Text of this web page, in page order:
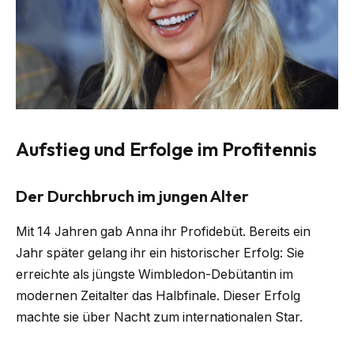
Aufstieg und Erfolge im Profitennis
Der Durchbruch im jungen Alter
Mit 14 Jahren gab Anna ihr Profidebüt. Bereits ein
Jahr später gelang ihr ein historischer Erfolg: Sie
erreichte als jüngste Wimbledon-Debütantin im
modernen Zeitalter das Halbfinale. Dieser Erfolg
machte sie über Nacht zum internationalen Star.